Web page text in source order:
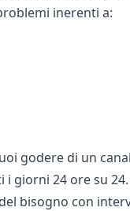
inerenti a:
godere di un
i giorni 24 ore su 24.
bisogno con